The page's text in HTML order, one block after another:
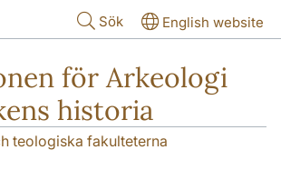
Sök English website
för Arkeologi
historia
teologiska fakulteterna